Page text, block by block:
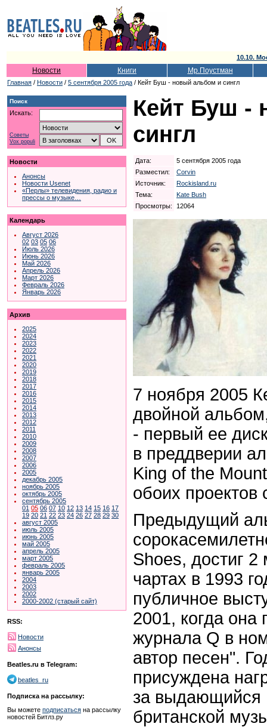
10.10.
Новости Книги Мр.Поустман
Главная / Новости / 5 сентября 2005 года / Кейт Буш - новый альбом и сингл
Поиск
Искать:
Советы
Vox populi
Новости
Анонсы
Новости Usenet
«Перлы» телевидения, радио и
прессы о музыке…
Календарь
Август 2026
02 03 05 06
Июль 2026
Июнь 2026
Май 2026
Апрель 2026
Март 2026
Февраль 2026
Январь 2026
Архив
2025
2024
2023
2022
2021
2020
2019
2018
2017
2016
2015
2014
2013
2012
2011
2010
2009
2008
2007
2006
2005
декабрь 2005
ноябрь 2005
октябрь 2005
сентябрь 2005
01 05 06 07 10 12 13 14 15 16 17
19 20 21 22 23 24 26 27 28 29 30
август 2005
июль 2005
июнь 2005
май 2005
апрель 2005
март 2005
февраль 2005
январь 2005
2004
2003
2002
2000-2002 (старый сайт)
RSS:
Новости
Анонсы
Beatles.ru в Telegram:
beatles_ru
Подписка на рассылку:
Вы можете подписаться на рассылку
новостей Битлз.ру
Кейт Буш -
сингл
Дата:
5 сентября 2005 года
Разместил:
Corvin
Источник:
Rockisland.ru
Тема:
Kate Bush
Просмотры:
12064
7 ноября 2005
двойной
- первый ее
в преддверии
King of the
обоих проектов
Предыдущий
Shoes, достиг
чартах в 1993
публичное
2001, когда она
журнала Q в
автор песен".
присуждена
за выдающийся
британской